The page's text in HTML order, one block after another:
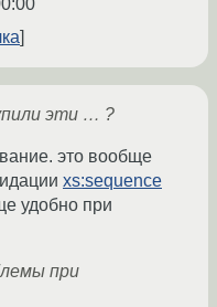
эти … ?
это вообще
xs:sequence
удобно при
при